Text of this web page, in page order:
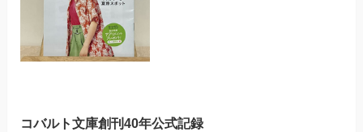
コバルト文庫創刊40年公式記録